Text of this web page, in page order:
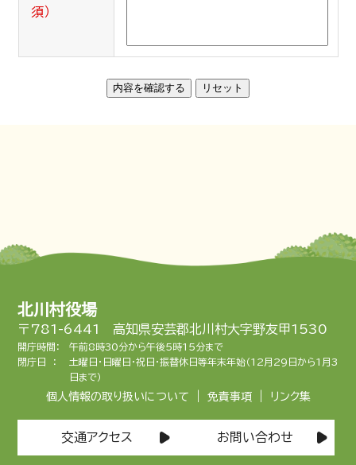
須）
北川村役場
〒781-6441 高知県安芸郡北川村大字野友甲1530
開庁時間：
午前8時30分から午後5時15分まで
閉庁日 ：
土曜日・日曜日・祝日・振替休日等年末年始（12月29日から1月3
日まで）
個人情報の取り扱いについて 免責事項 リンク集
交通アクセス お問い合わせ